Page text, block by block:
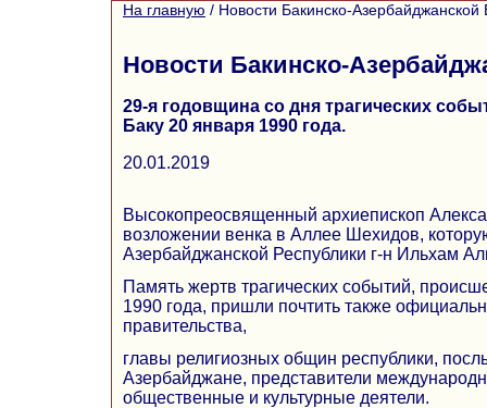
На главную / Новости Бакинско-Азербайджанской
Новости Бакинско-
29-я годовщина со дня трагических
Баку 20 января 1990 года.
20.01.2019
Высокопреосвященный архиепископ
возложении венка в Аллее Шехидов,
Азербайджанской Республики г-н Ильхам
Память жертв трагических событий,
1990 года, пришли почтить также
правительства,
главы религиозных общин республики,
Азербайджане, представители
общественные и культурные деятели.